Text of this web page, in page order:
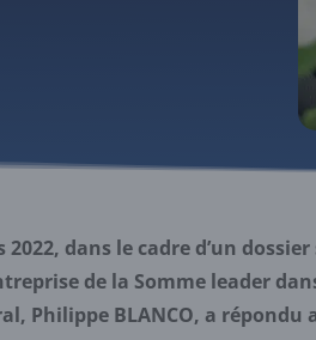
2022, dans le cadre d’un
de la Somme leader
Philippe BLANCO, a